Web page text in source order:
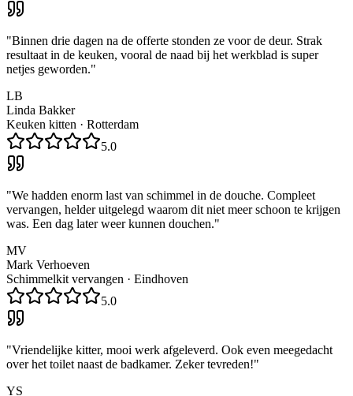
"Binnen drie dagen na de offerte stonden ze voor de deur. Strak
resultaat in de keuken, vooral de naad bij het werkblad is super
netjes geworden."
LB
Linda Bakker
Keuken kitten · Rotterdam
5.0
"We hadden enorm last van schimmel in de douche. Compleet
vervangen, helder uitgelegd waarom dit niet meer schoon te krijgen
was. Een dag later weer kunnen douchen."
MV
Mark Verhoeven
Schimmelkit vervangen · Eindhoven
5.0
"Vriendelijke kitter, mooi werk afgeleverd. Ook even meegedacht
over het toilet naast de badkamer. Zeker tevreden!"
YS